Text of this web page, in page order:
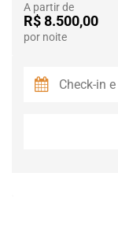
A partir de
R$ 8.500,00
por noite